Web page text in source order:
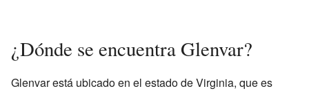
¿Dónde se encuentra Glenvar?
Glenvar está ubicado en el estado de Virginia, que es